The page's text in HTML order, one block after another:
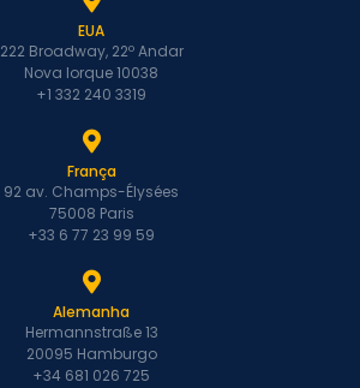
EUA
222 Broadway, 22º Andar
Nova Iorque 10038
+1 332 240 3319
França
92 av. Champs-Élysées
75008 Paris
+33 6 77 23 99 59
Alemanha
Hermannstraße 13
20095 Hamburgo
+34 681 026 725